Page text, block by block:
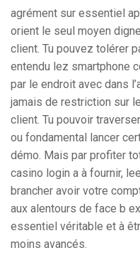
agrément sur essentiel
orient le seul moyen
client. Tu pouvez tolérer
entendu lez smartphone
par le endroit avec dans
jamais de restriction sur
client. Tu pouvoir
ou fondamental lancer
démo. Mais par profiter
casino login a à fournir,
brancher avoir votre
aux alentours de face b
essentiel véritable et à
moins avancés.